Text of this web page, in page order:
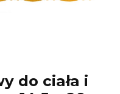
do ciała i